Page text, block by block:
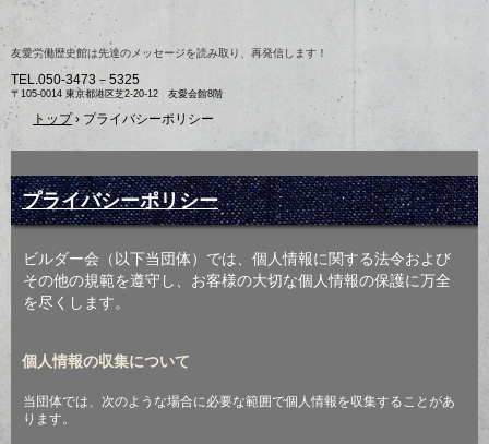
友愛労働歴史館は先達のメッセージを読み取り、再発信します！
TEL.050-3473－5325
〒105-0014 東京都港区芝2-20-12 友愛会館8階
トップ› プライバシーポリシー
プライバシーポリシー
ビルダー会（以下当団体）では、個人情報に関する法令および
その他の規範を遵守し、お客様の大切な個人情報の保護に万全
を尽くします。
個人情報の収集について
当団体では、次のような場合に必要な範囲で個人情報を収集することがあ
ります。